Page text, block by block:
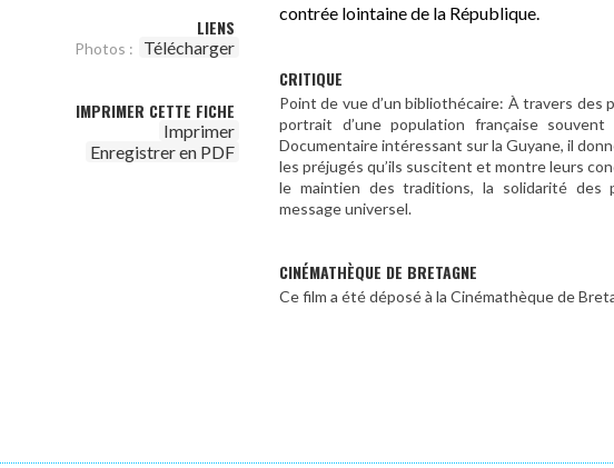
LIENS
Photos : Télécharger
IMPRIMER CETTE FICHE
Imprimer
Enregistrer en PDF
contrée lointaine de la République.
CRITIQUE
Point de vue d’un bibliothécaire: À travers des
portrait d’une population française
Documentaire intéressant sur la Guyane, il
les préjugés qu’ils suscitent et montre leurs
le maintien des traditions, la solidarité
message universel.
CINÉMATHÈQUE DE BRETAGNE
Ce film a été déposé à la Cinémathèque de